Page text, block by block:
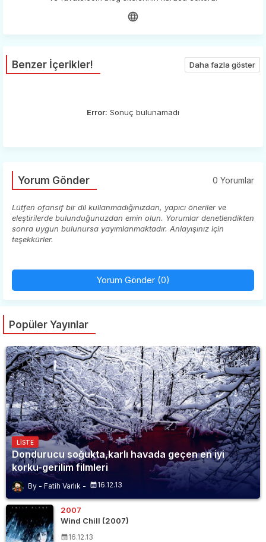
Benzer İçerikler! Daha fazla göster
Error: Sonuç bulunamadı
Yorum Gönder 0 Yorumlar
Lütfen ofansif bir dil kullanmadığınızdan, yapıcı öneriler ve
eleştirilerde bulunduğunuzdan emin olun. Yorumlar denetlendikten
sonra uygun bulunursa yayımlanmaktadır. Anlayışınız için
teşekkürler.
Yorum Gönder (0)
Popüler Yayınlar
LISTE
Dondurucu soğukta,karlı havada geçen en iyi
korku-gerilim filmleri
Fatih Varlık 16.12.13
2007
Wind Chill (2007)
16.12.13